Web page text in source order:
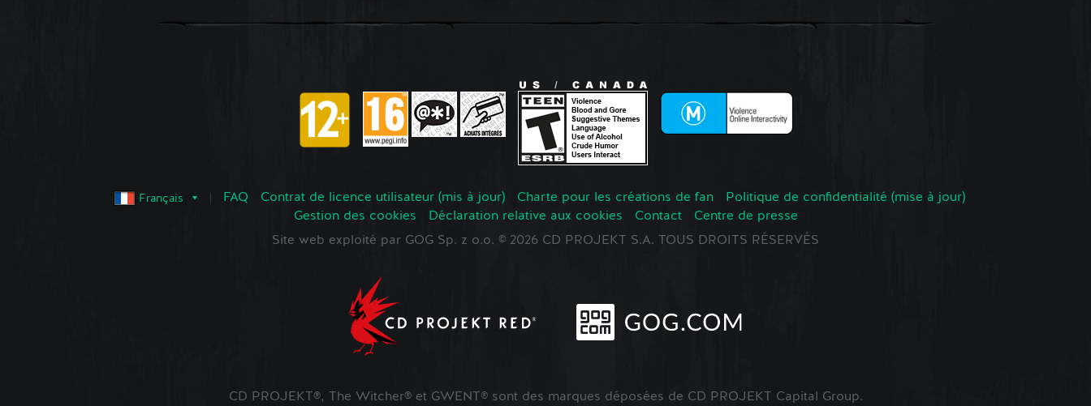
Français FAQ Contrat de licence utilisateur (mis à jour) Charte pour les créations de fan
Politique de confidentialité (mise à jour)
Gestion des cookies
Déclaration relative aux cookies Contact
Centre de presse
Site web exploité par GOG Sp. z o.o. © 2026 CD PROJEKT S.A. TOUS DROITS RÉSERVÉS
CD PROJEKT®, The Witcher® et GWENT® sont des marques déposées de CD PROJEKT Capital Group.